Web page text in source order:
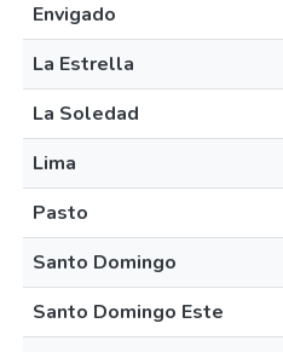
Envigado
La Estrella
La Soledad
Lima
Pasto
Santo Domingo
Santo Domingo Este